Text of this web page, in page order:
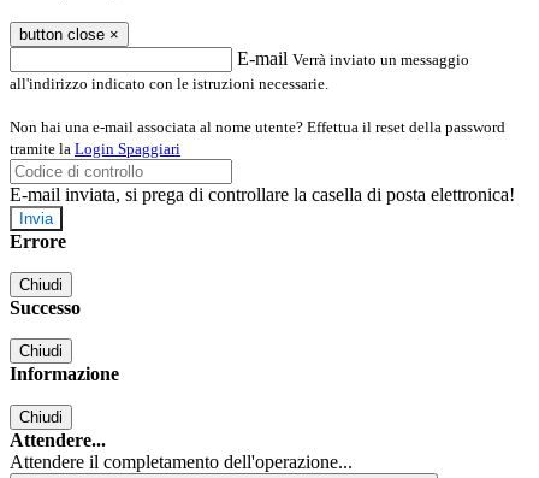
button close ×
E-mail Verrà inviato un messaggio
all'indirizzo indicato con le istruzioni necessarie.
Non hai una e-mail associata al nome utente? Effettua il reset della password
tramite la Login Spaggiari
E-mail inviata, si prega di controllare la casella di posta elettronica!
Errore
Chiudi
Successo
Chiudi
Informazione
Chiudi
Attendere...
Attendere il completamento dell'operazione...